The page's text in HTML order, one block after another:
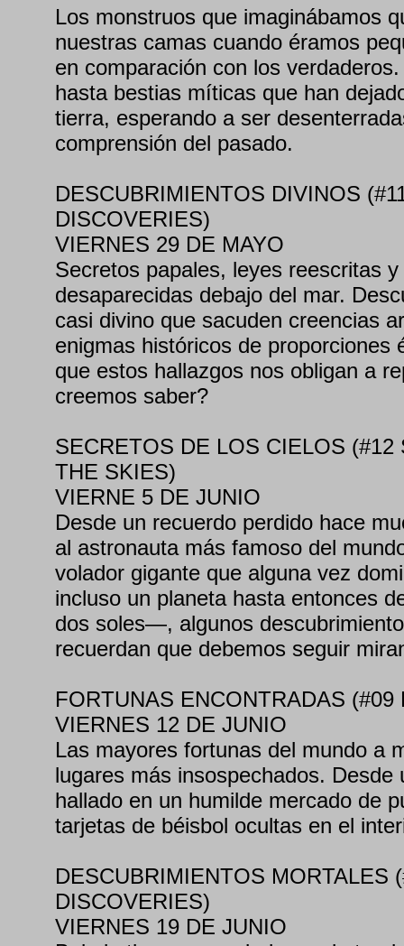
Los monstruos que imaginábamos
nuestras camas cuando éramos
en comparación con los
hasta bestias míticas que han
tierra, esperando a ser
comprensión del pasado.
DESCUBRIMIENTOS DIVINOS
DISCOVERIES)
VIERNES 29 DE MAYO
Secretos papales, leyes reescritas
desaparecidas debajo del mar.
casi divino que sacuden creencias
enigmas históricos de proporciones
que estos hallazgos nos obligan a
creemos saber?
SECRETOS DE LOS CIELOS (#12
THE SKIES)
VIERNE 5 DE JUNIO
Desde un recuerdo perdido hace
al astronauta más famoso del
volador gigante que alguna vez
incluso un planeta hasta entonces
dos soles—, algunos
recuerdan que debemos seguir
FORTUNAS ENCONTRADAS
VIERNES 12 DE JUNIO
Las mayores fortunas del mundo a
lugares más insospechados. Desde
hallado en un humilde mercado de
tarjetas de béisbol ocultas en el
DESCUBRIMIENTOS MORTALES
DISCOVERIES)
VIERNES 19 DE JUNIO